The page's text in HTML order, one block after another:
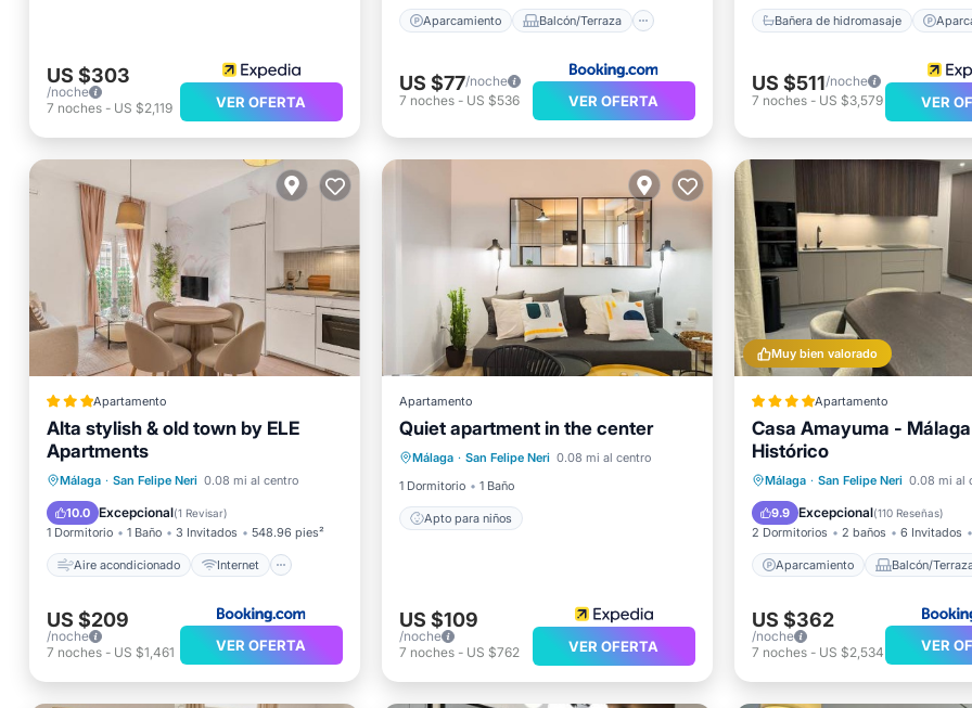
US $303
/noche
7 noches - US $2,119 VER OFERTA
Aparcamiento Balcón/Terraza
US $77/noche
7 noches- US $536 VER OFERTA
Bañera de hidromasaje
US $511/noche
7 noches- US $3,579 VER
Apartamento
Alta stylish & old town by ELE
Apartments
Málaga · San Felipe Neri 0.08 mi al centro
10.0 Excepcional(1 Revisar)
1 Dormitorio 1 Baño 3 Invitados 548.96 pies²
Aire acondicionado Internet
Aire acondicionado
Apto para niños
Seguridad/Protección
US $209
/noche
7 noches - US $1,461 VER OFERTA
Apartamento
Quiet apartment in the center
Málaga · San Felipe Neri 0.08 mi al centro
1 Dormitorio
1 Baño
Apto para niños
Apto para niños
US $109
/noche
7 noches- US $762 VER OFERTA
Muy bien valorado
Apartamento
Casa Amayuma -
Histórico
Málaga · San Felipe Neri 0.08 mi al
9.9 Excepcional(110 Reseñas)
2 Dormitorios 2 baños 6 Invitados
Aparcamiento Balcón/
Aparcamiento
Balcón/
Aire acondicionado
US $362
/noche
7 noches- US $2,534 VER